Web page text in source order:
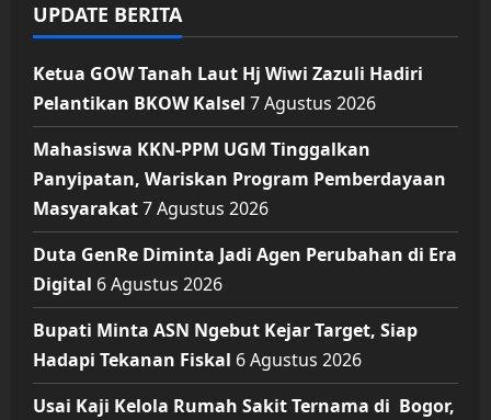
UPDATE BERITA
Ketua GOW Tanah Laut Hj Wiwi Zazuli Hadiri
Pelantikan BKOW Kalsel 7 Agustus 2026
Mahasiswa KKN-PPM UGM Tinggalkan
Panyipatan, Wariskan Program Pemberdayaan
Masyarakat7 Agustus 2026
Duta GenRe Diminta Jadi Agen Perubahan di Era
Digital 6 Agustus 2026
Bupati Minta ASN Ngebut Kejar Target, Siap
Hadapi Tekanan Fiskal 6 Agustus 2026
Usai Kaji Kelola Rumah Sakit Ternama di Bogor,